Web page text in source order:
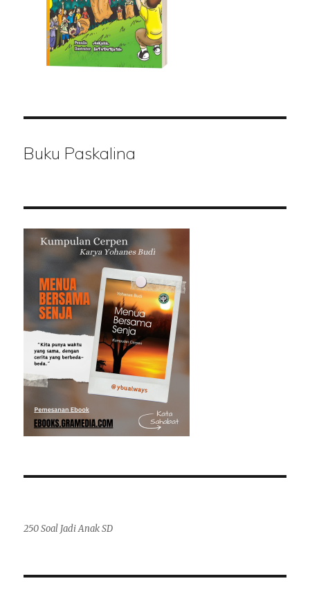
Buku Paskalina
250 Soal Jadi Anak SD